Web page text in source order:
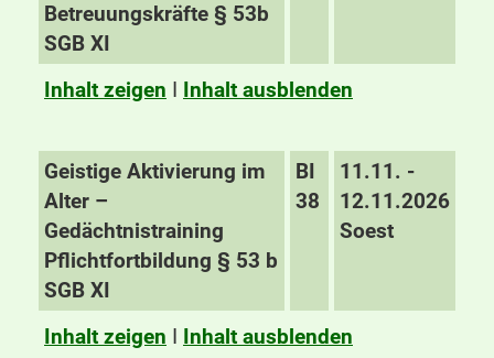
Betreuungskräfte § 53b
SGB XI
Inhalt zeigen I Inhalt ausblenden
Geistige Aktivierung im
Alter –
Gedächtnistraining
Pflichtfortbildung § 53 b
SGB XI
BI
38
11.11. -
12.11.2026
Soest
Inhalt zeigen I Inhalt ausblenden